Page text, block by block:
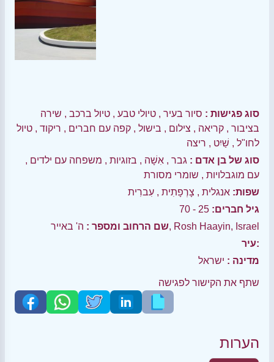
סוג פגישות : סיור בעיר , טיולי טבע , טיול ברכב , שירה
בציבור , קריאה , צילום , בישול , קפה עם חברים , ריקוד , טיול
לחו"ל , שַׁיִט , ריצה
סוג של בן אדם : גבר , אִשָׁה , בזוגיות , משפחה עם ילדים ,
עם מוגבלויות , שומרי מסורת
שפות: אנגלית , צָרְפָתִית , עִברִית
גיל חברים: 25 - 70
שם הרחוב ומספר :ה' באייר, Rosh Haayin, Israel
עיר:
מדינה : ישראל
שתף את הקישור לפגישה
הערות